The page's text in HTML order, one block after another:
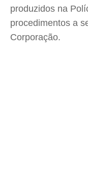
produzidos na
procedimentos a
Corporação.